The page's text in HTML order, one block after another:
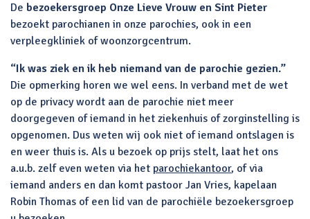
De bezoekersgroep Onze Lieve Vrouw en Sint Pieter
bezoekt parochianen in onze parochies, ook in een
verpleegkliniek of woonzorgcentrum.
“Ik was ziek en ik heb niemand van de parochie gezien.”
Die opmerking horen we wel eens. In verband met de wet
op de privacy wordt aan de parochie niet meer
doorgegeven of iemand in het ziekenhuis of zorginstelling is
opgenomen. Dus weten wij ook niet of iemand ontslagen is
en weer thuis is. Als u bezoek op prijs stelt, laat het ons
a.u.b. zelf even weten via het parochiekantoor, of via
iemand anders en dan komt pastoor Jan Vries, kapelaan
Robin Thomas of een lid van de parochiële bezoekersgroep